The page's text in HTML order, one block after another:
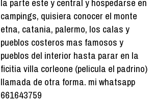
campings, quisiera conocer el monte
etna, catania, palermo, los calas y
pueblos costeros mas famosos y
pueblos del interior hasta parar en la
ficitia villa corleone (pelicula el padrino)
llamada de otra forma. mi whatsapp
661643759